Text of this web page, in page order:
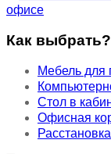
Как выбрать?
Мебель для
Стол в
Офисная